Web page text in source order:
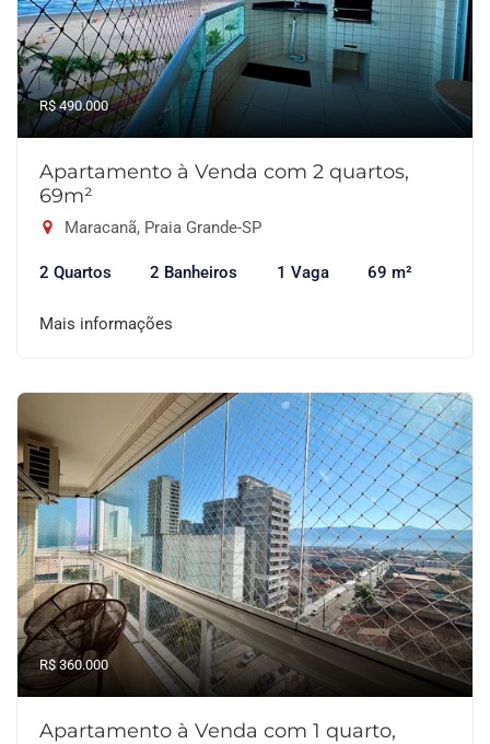
R$ 490.000
Apartamento à Venda com 2 quartos,
69m²
Maracanã, Praia Grande-SP
2 Quartos 2 Banheiros 1 Vaga 69 m²
Mais informações
R$ 360.000
Apartamento à Venda com 1 quarto,